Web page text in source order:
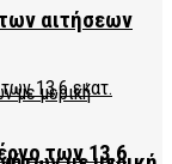
των 13,6
αιτήσεων